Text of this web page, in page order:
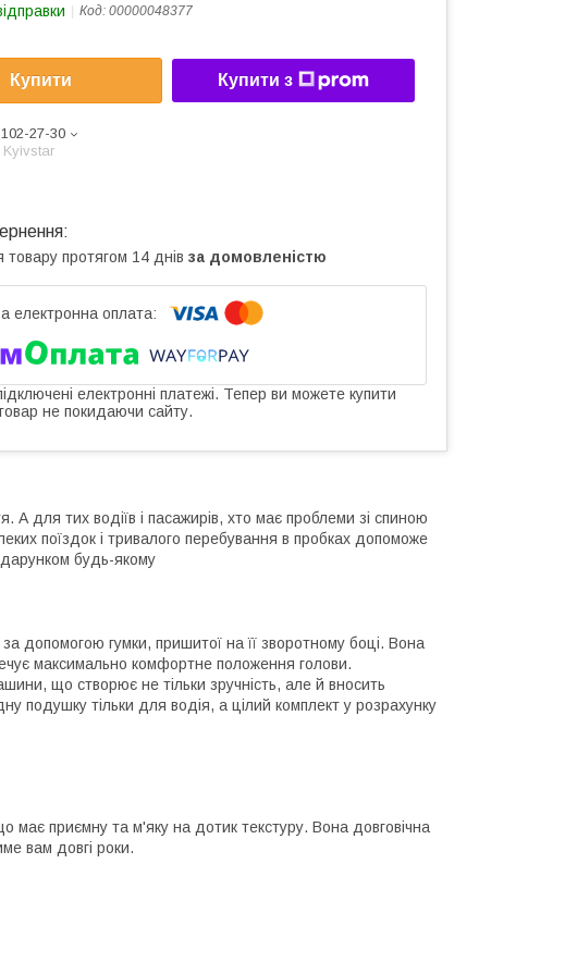
Код: 00000048377
Купити Купити з
27-30
Kyivstar
товару протягом 14 днів за домовленістю
електронні платежі. Тепер ви можете купити
не покидаючи сайту.
А для тих водіїв і пасажирів, хто має проблеми зі спиною
поїздок і тривалого перебування в пробках допоможе
будь-якому
допомогою гумки, пришитої на її зворотному боці. Вона
максимально комфортне положення голови.
що створює не тільки зручність, але й вносить
подушку тільки для водія, а цілий комплект у розрахунку
приємну та м'яку на дотик текстуру. Вона довговічна
вам довгі роки.